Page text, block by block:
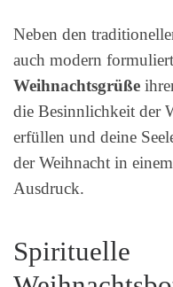
Neben den
auch modern
Weihnachtsgrüße
die Besinnlichkeit der
erfüllen und deine
der Weihnacht in
Ausdruck.
Spirituelle